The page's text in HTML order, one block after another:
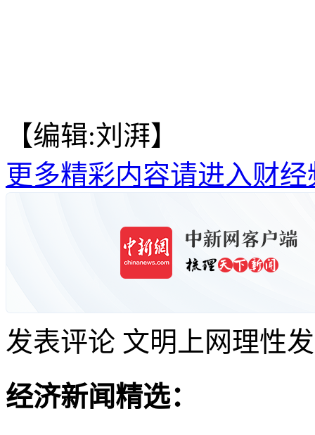
【编辑:刘湃】
更多精彩内容请进入财经
发表评论 文明上网理性
经济新闻精选：